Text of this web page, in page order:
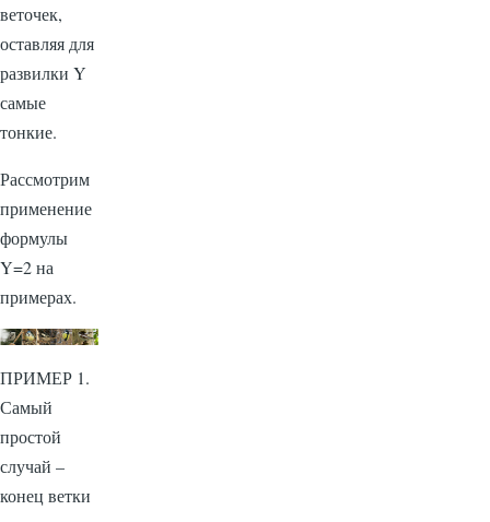
веточек,
оставляя для
развилки Y
самые
тонкие.
Рассмотрим
применение
формулы
Y=2 на
примерах.
ПРИМЕР 1.
Самый
простой
случай –
конец ветки